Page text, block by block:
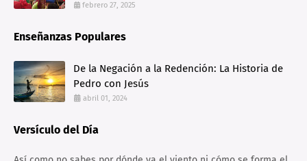
febrero 27, 2025
Enseñanzas Populares
De la Negación a la Redención: La Historia de
Pedro con Jesús
abril 01, 2024
Versículo del Día